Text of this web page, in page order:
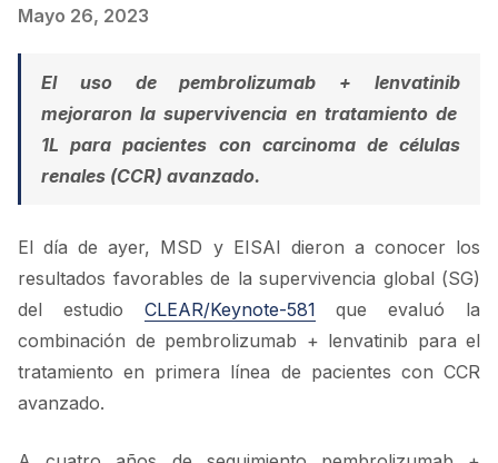
Mayo 26, 2023
El uso depembrolizumab +lenvatinib
mejoraron la supervivencia en tratamiento de
1L para pacientes con carcinoma de células
renales (CCR) avanzado.
El día de ayer, MSD y EISAI dieron a conocer los
resultados favorables de la supervivencia global (SG)
del estudio CLEAR/Keynote-581 que evaluó la
combinación de pembrolizumab + lenvatinib para el
tratamiento en primera línea de pacientes con CCR
avanzado.